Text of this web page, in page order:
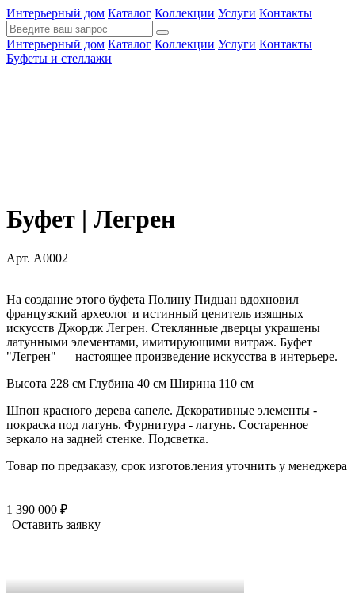
Интерьерный дом Каталог Коллекции Услуги Контакты
Интерьерный дом Каталог Коллекции Услуги Контакты
Буфеты и стеллажи
Буфет | Легрен
Арт. A0002
На создание этого буфета Полину Пидцан вдохновил
французский археолог и истинный ценитель изящных
искусств Джордж Легрен. Стеклянные дверцы украшены
латунными элементами, имитирующими витраж. Буфет
"Легрен" — настоящее произведение искусства в интерьере.
Высота 228 см Глубина 40 см Ширина 110 см
Шпон красного дерева сапеле. Декоративные элементы -
покраска под латунь. Фурнитура - латунь. Состаренное
зеркало на задней стенке. Подсветка.
Товар по предзаказу, срок изготовления уточнить у менеджера
1 390 000 ₽
Оставить заявку